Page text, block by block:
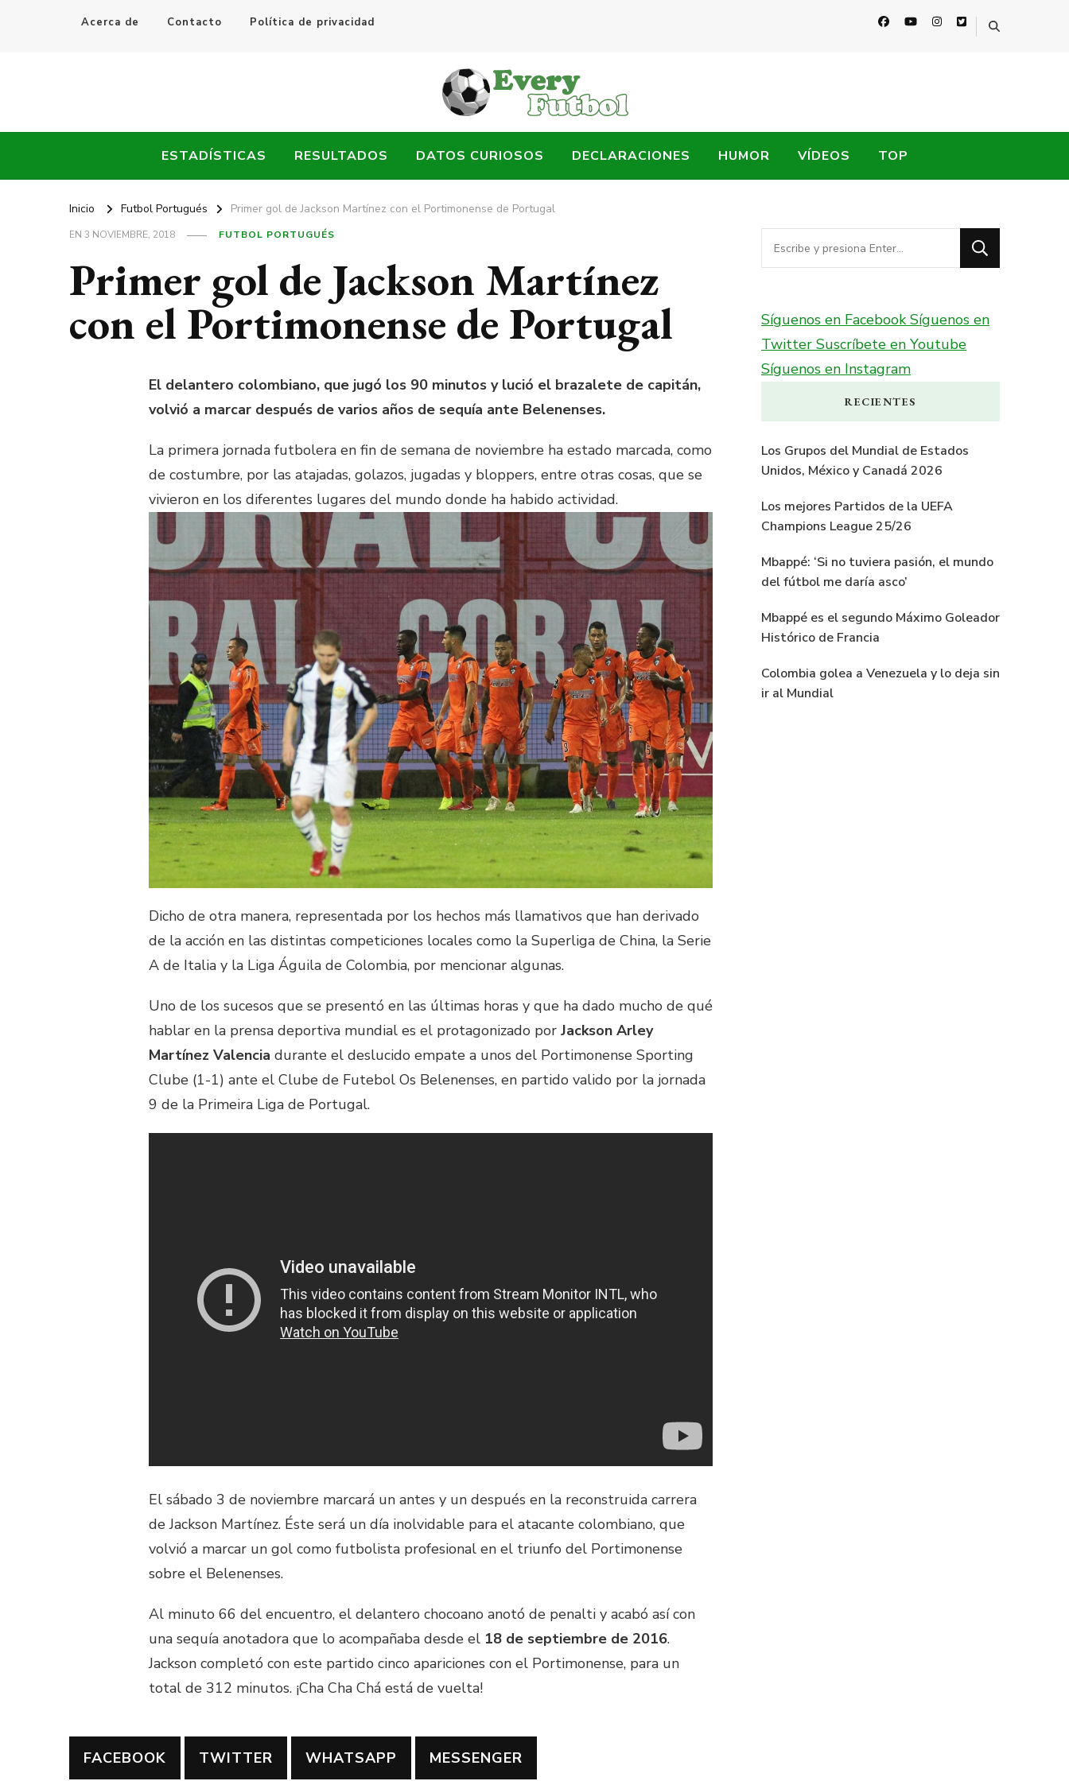
Acerca de Contacto Política de privacidad
Every Fútbol
ESTADÍSTICAS RESULTADOS DATOS CURIOSOS DECLARACIONES HUMOR VÍDEOS TOP
Inicio Futbol Portugués Primer gol de Jackson Martínez con el Portimonense de Portugal
EN 3 NOVIEMBRE, 2018 FUTBOL PORTUGUÉS
Primer gol de Jackson Martínez
con el Portimonense de Portugal
El delantero colombiano, que jugó los 90 minutos y lució el brazalete de capitán,
volvió a marcar después de varios años de sequía ante Belenenses.
La primera jornada futbolera en fin de semana de noviembre ha estado marcada, como
de costumbre, por las atajadas, golazos, jugadas y bloppers, entre otras cosas, que se
vivieron en los diferentes lugares del mundo donde ha habido actividad.
Dicho de otra manera, representada por los hechos más llamativos que han derivado
de la acción en las distintas competiciones locales como la Superliga de China, la Serie
A de Italia y la Liga Águila de Colombia, por mencionar algunas.
Uno de los sucesos que se presentó en las últimas horas y que ha dado mucho de qué
hablar en la prensa deportiva mundial es el protagonizado por Jackson Arley
Martínez Valencia durante el deslucido empate a unos del Portimonense Sporting
Clube (1-1) ante el Clube de Futebol Os Belenenses, en partido valido por la jornada
9 de la Primeira Liga de Portugal.
El sábado 3 de noviembre marcará un antes y un después en la reconstruida carrera
de Jackson Martínez. Éste será un día inolvidable para el atacante colombiano, que
volvió a marcar un gol como futbolista profesional en el triunfo del Portimonense
sobre el Belenenses.
Al minuto 66 del encuentro, el delantero chocoano anotó de penalti y acabó así con
una sequía anotadora que lo acompañaba desde el 18 de septiembre de 2016.
Jackson completó con este partido cinco apariciones con el Portimonense, para un
total de 312 minutos. ¡Cha Cha Chá está de vuelta!
FACEBOOK TWITTER WHATSAPP MESSENGER
¿Buscas
algo?
Síguenos en FacebookSíguenos en
Twitter Suscríbete en Youtube
Síguenos en Instagram
RECIENTES
Los Grupos del Mundial de Estados
Unidos, México y Canadá 2026
Los mejores Partidos de la UEFA
Champions League 25/26
Mbappé: ‘Si no tuviera pasión, el mundo
del fútbol me daría asco’
Mbappé es el segundo Máximo Goleador
Histórico de Francia
Colombia golea a Venezuela y lo deja sin
ir al Mundial